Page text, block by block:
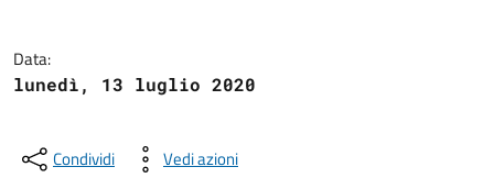
Data:
lunedì, 13 luglio 2020
Condividi Vedi azioni